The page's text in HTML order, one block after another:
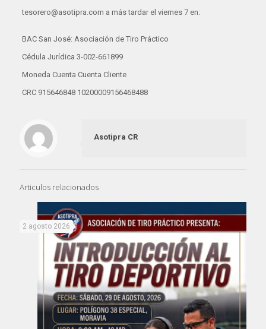
tesorero@asotipra.com a más tardar el viernes 7 en:
BAC San José: Asociación de Tiro Práctico
Cédula Jurídica 3-002-661899
Moneda Cuenta Cuenta Cliente
CRC 915646848 10200009156468488
Asotipra CR
Articulos relacionados
2 agosto 2026